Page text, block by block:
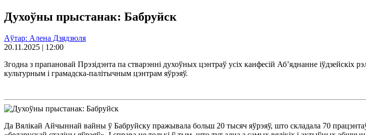
Духоўны прыстанак: Бабруйск
Аўтар: Алена Дзядзюля
20.11.2025 | 12:00
Згодна з прапановай Прэзідэнта па стварэнні духоўных цэнтраў усіх канфесій Аб’яднанне
культурным і грамадска-палітычным цэнтрам яўрэяў.
Да Вялікай Айчыннай вайны ў Бабруйску пражывала больш 20 тысяч яўрэяў, што складала 70